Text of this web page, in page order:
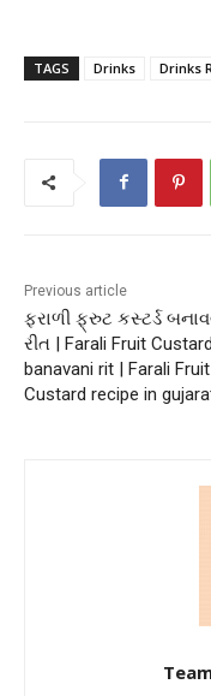
TAGS Drinks Drinks
Previous article
ફરાળી ફ્રુટ કસ્ટર્ડ
રીત | Farali Fruit Custard
banavani rit | Farali Fruit
Custard recipe in